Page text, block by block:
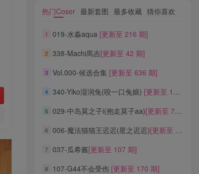
热门Coser 最新套图 最多收藏 猜你喜欢
1 019-水淼aqua [更新至 216 期]
2 338-Machi馬吉[更新至 42 期]
3 Vol.000-候选合集 [更新至 636 期]
4 340-Yiko湿润兔(咬一口兔娘) [更新至 136 期]
5 029-中岛莫之子i(抱走莫子aa)[更新至 76 期]
6 006-魔法猫猫王迟迟(星之迟迟)[更新至 320 期]
7 037-瓜希酱[更新至 107 期]
8 107-G44不会受伤 [更新至 170 期]
热门Coser 最新套图 最多收藏 猜你喜欢
1 019-水淼aqua [更新至 216 期]
2 338-Machi馬吉[更新至 42 期]
3 Vol.000-候选合集 [更新至 636 期]
4 340-Yiko湿润兔(咬一口兔娘) [更新至 136 期]
5 029-中岛莫之子i(抱走莫子aa)[更新至 76 期]
6 006-魔法猫猫王迟迟(星之迟迟)[更新至 320 期]
7 037-瓜希酱[更新至 107 期]
8 107-G44不会受伤 [更新至 170 期]